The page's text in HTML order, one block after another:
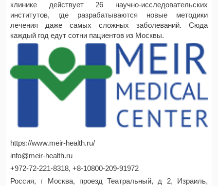
клинике действует 26 научно-исследовательских
институтов, где разрабатываются новые методики
лечения даже самых сложных заболеваний. Сюда
каждый год едут сотни пациентов из Москвы.
https://www.meir-health.ru/
info@meir-health.ru
+972-72-221-8318, +8-10800-209-91972
Россия, г Москва, проезд Театральный, д 2, Израиль,